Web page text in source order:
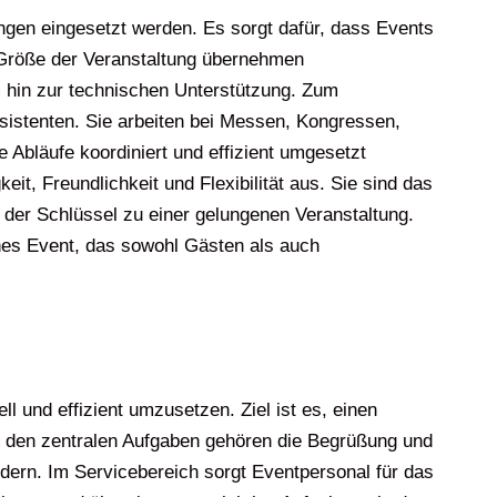
eingesetzt werden. Es sorgt dafür, dass Events
der Veranstaltung übernehmen
zur technischen Unterstützung. Zum
Sie arbeiten bei Messen, Kongressen,
Abläufe koordiniert und effizient umgesetzt
Freundlichkeit und Flexibilität aus. Sie sind das
Schlüssel zu einer gelungenen Veranstaltung.
Event, das sowohl Gästen als auch
und effizient umzusetzen. Ziel ist es, einen
zentralen Aufgaben gehören die Begrüßung und
Im Servicebereich sorgt Eventpersonal für das